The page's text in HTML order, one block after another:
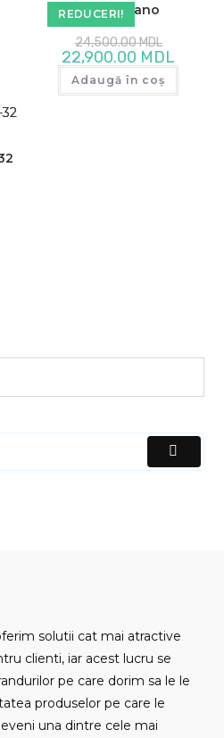
REDUCERI!
WE Celviano
24,500.00MDL
inițial
a
fost:
24,500.00
22,900.00 MDLcurent
Adaugă în coș
MDL.MDL.
solutii cat mai atractive
clienti, iar acest lucru se
pe care dorim sa le le
produselor pe care le
una dintre cele mai